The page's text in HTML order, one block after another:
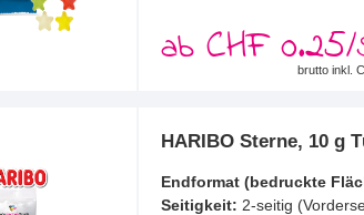
ab CHF 0.25/
brutto inkl.
HARIBO Sterne, 10 g
Endformat (bedruckte
Seitigkeit: 2-seitig